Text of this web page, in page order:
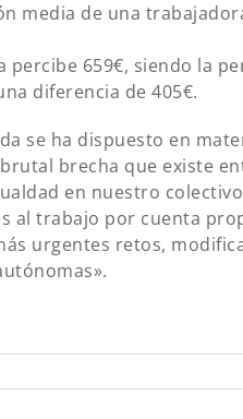
media de una
percibe 659€, siendo la
diferencia de 405€.
se ha dispuesto en
brecha que existe
en nuestro
al trabajo por cuenta
urgentes retos,